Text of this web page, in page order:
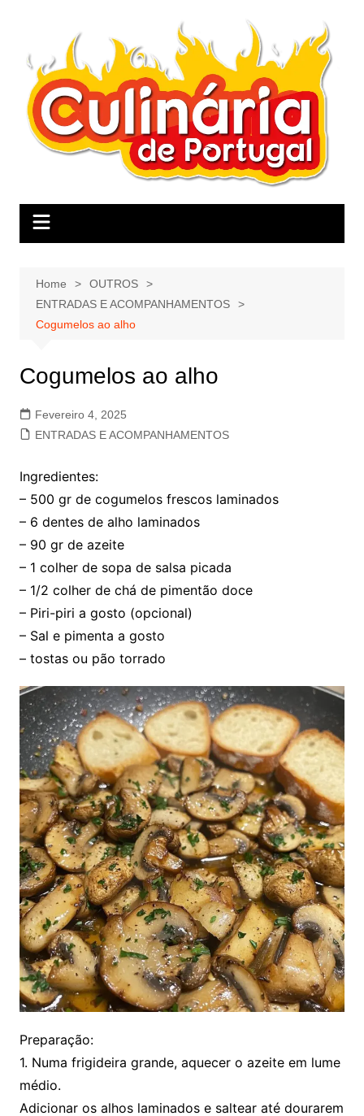
Home
OUTROS
ENTRADAS E ACOMPANHAMENTOS
Cogumelos ao alho
Cogumelos ao alho
Fevereiro 4, 2025
ENTRADAS E ACOMPANHAMENTOS
Ingredientes:
– 500 gr de cogumelos frescos laminados
– 6 dentes de alho laminados
– 90 gr de azeite
– 1 colher de sopa de salsa picada
– 1/2 colher de chá de pimentão doce
– Piri-piri a gosto (opcional)
– Sal e pimenta a gosto
– tostas ou pão torrado
Preparação:
1. Numa frigideira grande, aquecer o azeite em lume
médio.
Adicionar os alhos laminados e saltear até dourarem